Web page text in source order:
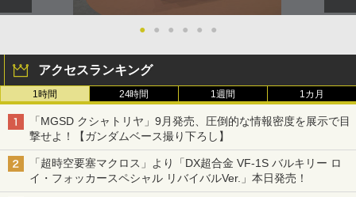
● ● ● ● ● ●
アクセスランキング
1時間 24時間 1週間 1カ月
「MGSD クシャトリヤ」9月発売、圧倒的な情報密度を展示で目
撃せよ！【ガンダムベース撮り下ろし】
「超時空要塞マクロス」より「DX超合金 VF-1S バルキリー ロ
イ・フォッカースペシャル リバイバルVer.」本日発売！